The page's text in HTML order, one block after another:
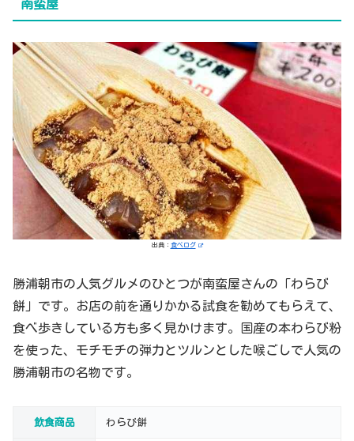
南蛮屋
出典： 食べログ
勝浦朝市の人気グルメのひとつが南蛮屋さんの「わらび
餅」です。お店の前を通りかかる試食を勧めてもらえて、
食べ歩きしている方も多く見かけます。国産の本わらび粉
を使った、モチモチの弾力とツルンとした喉ごしで人気の
勝浦朝市の名物です。
飲食商品 わらび餅